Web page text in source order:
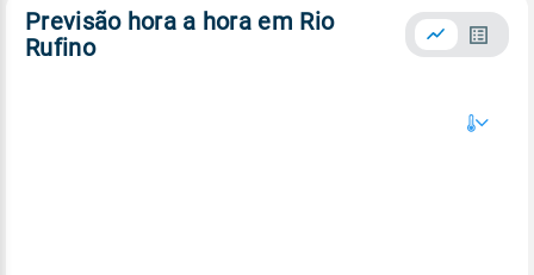
Previsão hora a hora em Rio
Rufino